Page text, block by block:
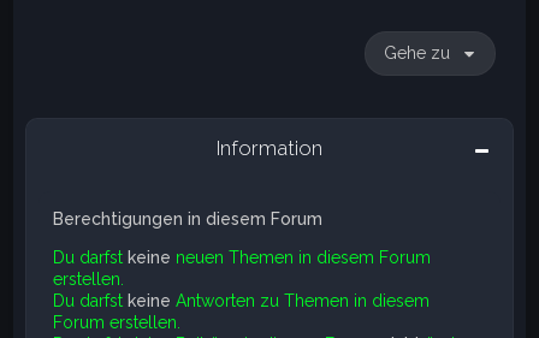
Gehe zu
Information
Berechtigungen in diesem Forum
Du darfstkeine neuen Themen in diesem Forum
erstellen.
Du darfstkeine Antworten zu Themen in diesem
Forum erstellen.